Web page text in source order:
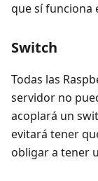
que sí funciona
Switch
Todas las
servidor no
acoplará un
evitará tener
obligar a tener